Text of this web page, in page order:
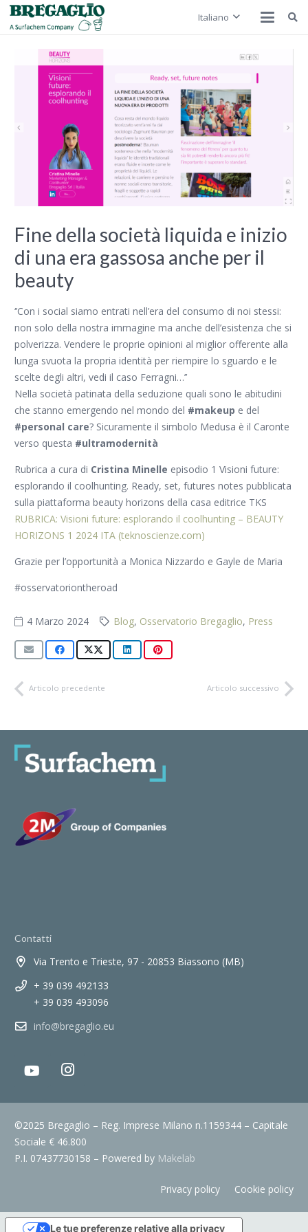
Italiano
Fine della società liquida e inizio
di una era gassosa anche per il
beauty
‘’Con i social siamo entrati nell’era del consumo di noi stessi:
non solo della nostra immagine ma anche dell’esistenza che si
polverizza. Vendere le proprie opinioni al miglior offerente alla
lunga svuota la propria identità per riempire lo sguardo e le
scelte degli altri, vedi il caso Ferragni…’’
Nella società patinata della seduzione quali sono le abitudini
che stanno emergendo nel mondo del #makeup e del
#personal care? Sicuramente il simbolo Medusa è il Caronte
verso questa #ultramodernità
Rubrica a cura di Cristina Minelle episodio 1 Visioni future:
esplorando il coolhunting. Ready, set, futures notes pubblicata
sulla piattaforma beauty horizons della casa editrice TKS
RUBRICA: Visioni future: esplorando il coolhunting – BEAUTY
HORIZONS 1 2024 ITA (teknoscienze.com)
Grazie per l’opportunità a Monica Nizzardo e Gayle de Maria
#osservatoriontheroad
4 Marzo 2024 Blog, Osservatorio Bregaglio, Press
Articolo precedente Articolo successivo
Contatti
Via Trento e Trieste, 97 - 20853 Biassono (MB)
+ 39 039 492133
+ 39 039 493096
info@bregaglio.eu
©2025 Bregaglio – Reg. Imprese Milano n.1159344 – Capitale
Sociale € 46.800
P.I. 07437730158 – Powered by Makelab
Privacy policy Cookie policy
Le tue preferenze relative alla privacy